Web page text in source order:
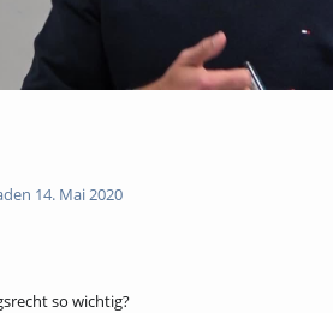
14. Mai 2020
so wichtig?